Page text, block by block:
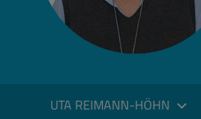
UTA REIMANN-HÖHN